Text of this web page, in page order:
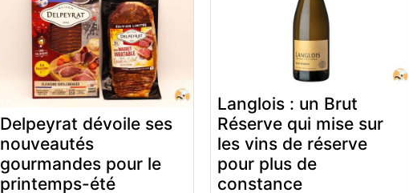
Delpeyrat dévoile ses
nouveautés
gourmandes pour le
printemps-été
Langlois : un Brut
Réserve qui mise sur
les vins de réserve
pour plus de
constance